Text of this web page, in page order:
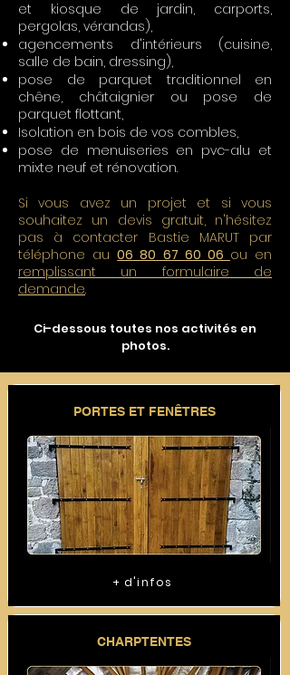
et kiosque de jardin, carports,
pergolas, vérandas),
agencements d'intérieurs (cuisine,
salle de bain, dressing),
pose de parquet traditionnel en
chêne, châtaignier ou pose de
parquet flottant,
Isolation en bois de vos combles,
pose de menuiseries en pvc-alu et
mixte neuf et rénovation.
Si vous avez un projet et si vous
souhaitez un devis gratuit, n'hésitez
pas à contacter Bastie MARUT par
téléphone au06 80 67 60 06 ou en
remplissant un formulaire de
demande.
Ci-dessous toutes nos activités en
photos.
PORTES ET FENÊTRES
+ d'infos
CHARPTENTES